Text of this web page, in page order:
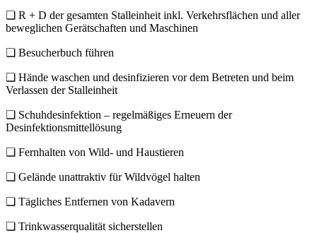
❏ R + D der gesamten Stalleinheit inkl. Verkehrsflächen und aller
beweglichen Gerätschaften und Maschinen
❏ Besucherbuch führen
❏ Hände waschen und desinfizieren vor dem Betreten und beim
Verlassen der Stalleinheit
❏ Schuhdesinfektion – regelmäßiges Erneuern der
Desinfektionsmittellösung
❏ Fernhalten von Wild- und Haustieren
❏ Gelände unattraktiv für Wildvögel halten
❏ Tägliches Entfernen von Kadavern
❏ Trinkwasserqualität sicherstellen